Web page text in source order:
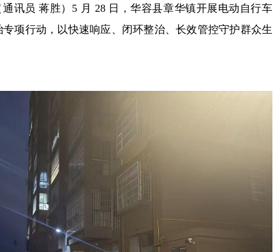
讯员 蒋胜）5 月 28 日，华容县章华镇开展电动自行车
项行动，以快速响应、闭环整治、长效管控守护群众生